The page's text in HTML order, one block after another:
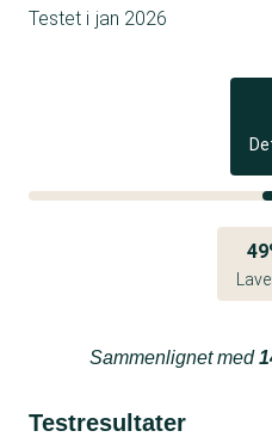
Testet i jan 2026
Sammenlignet med
Testresultater